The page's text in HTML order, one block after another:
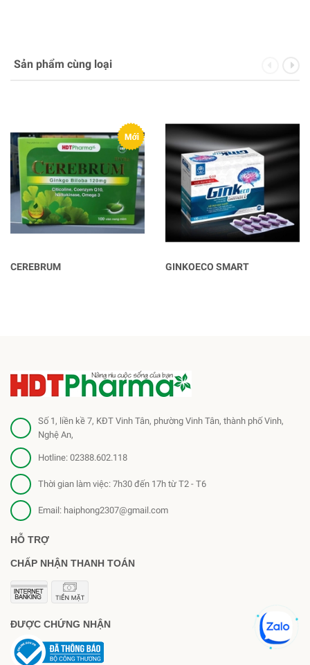
Sản phẩm cùng loại
CEREBRUM GINKOECO SMART
Số 1, liền kề 7, KĐT Vinh Tân, phường Vinh Tân, thành phố Vinh,
Nghệ An,
Hotline: 02388.602.118
Thời gian làm việc: 7h30 đến 17h từ T2 - T6
Email: haiphong2307@gmail.com
HỖ TRỢ
CHẤP NHẬN THANH TOÁN
ĐƯỢC CHỨNG NHẬN